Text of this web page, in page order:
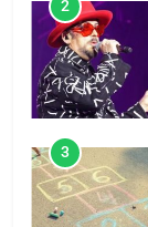
2
3